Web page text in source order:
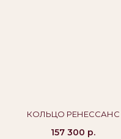
КОЛЬЦО РЕНЕССАНС
157 300 р.